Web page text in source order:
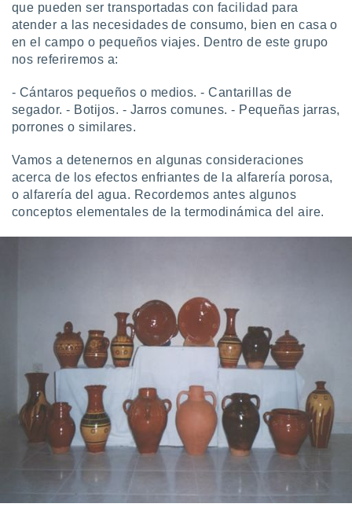
que pueden ser transportadas con facilidad para
atender a las necesidades de consumo, bien en casa o
en el campo o pequeños viajes. Dentro de este grupo
nos referiremos a:
- Cántaros pequeños o medios. - Cantarillas de
segador. - Botijos. - Jarros comunes. - Pequeñas jarras,
porrones o similares.
Vamos a detenernos en algunas consideraciones
acerca de los efectos enfriantes de la alfarería porosa,
o alfarería del agua. Recordemos antes algunos
conceptos elementales de la termodinámica del aire.